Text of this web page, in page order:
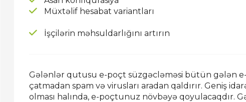
Müxtəlif hesabat variantları
İşçilərin məhsuldarlığını artırın
Gələnlər qutusu e-poçt süzgəcləməsi bütün gələn
çatmadan spam və virusları aradan qaldırır. Geniş
olması halında, e-poçtunuz növbəyə qoyulacaqdır.